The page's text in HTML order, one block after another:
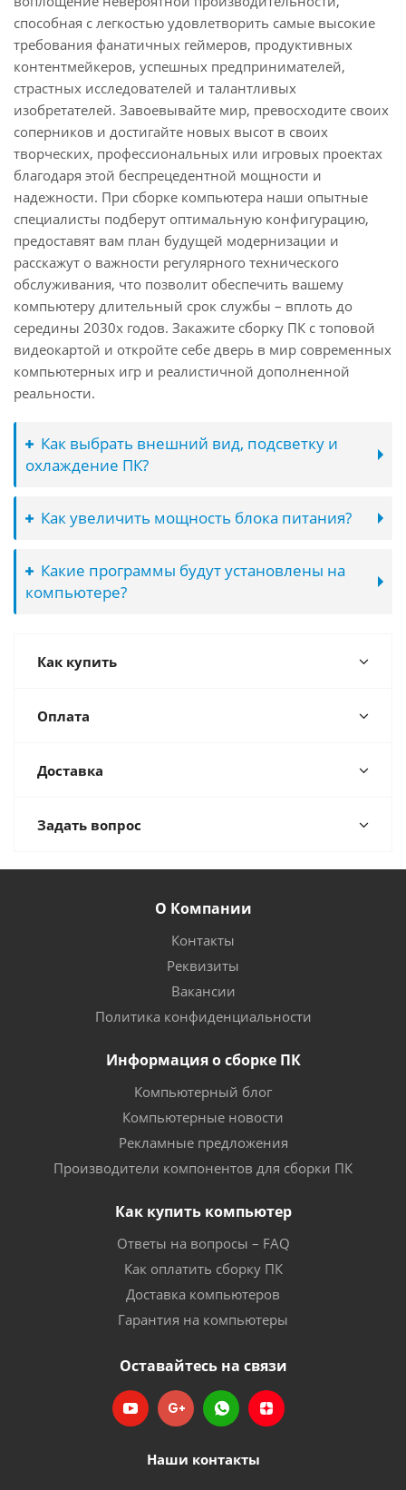
способная с легкостью удовлетворить самые высокие
требования фанатичных геймеров, продуктивных
контентмейкеров, успешных предпринимателей,
страстных исследователей и талантливых
изобретателей. Завоевывайте мир, превосходите своих
соперников и достигайте новых высот в своих
творческих, профессиональных или игровых проектах
благодаря этой беспрецедентной мощности и
надежности. При сборке компьютера наши опытные
специалисты подберут оптимальную конфигурацию,
предоставят вам план будущей модернизации и
расскажут о важности регулярного технического
обслуживания, что позволит обеспечить вашему
компьютеру длительный срок службы – вплоть до
середины 2030х годов. Закажите сборку ПК с топовой
видеокартой и откройте себе дверь в мир современных
компьютерных игр и реалистичной дополненной
реальности.
Как выбрать внешний вид, подсветку и
охлаждение ПК?
Как увеличить мощность блока питания?
Какие программы будут установлены на
компьютере?
Как купить
Оплата
Доставка
Задать вопрос
О Компании
Контакты
Реквизиты
Вакансии
Политика конфиденциальности
Информация о сборке ПК
Компьютерный блог
Компьютерные новости
Рекламные предложения
Производители компонентов для сборки ПК
Как купить компьютер
Ответы на вопросы – FAQ
Как оплатить сборку ПК
Доставка компьютеров
Гарантия на компьютеры
Оставайтесь на связи
Наши контакты